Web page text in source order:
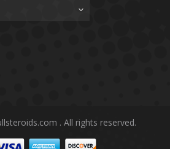
. All rights reserved.